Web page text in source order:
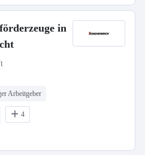
in
Arbeitgeber
4